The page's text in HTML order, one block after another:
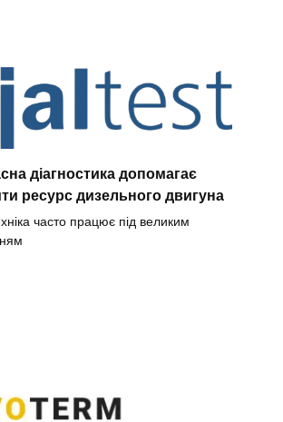
діагностика допомагає
ресурс дизельного двигуна
часто працює під великим